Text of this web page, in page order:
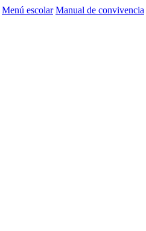
Menú escolar Manual de convivencia